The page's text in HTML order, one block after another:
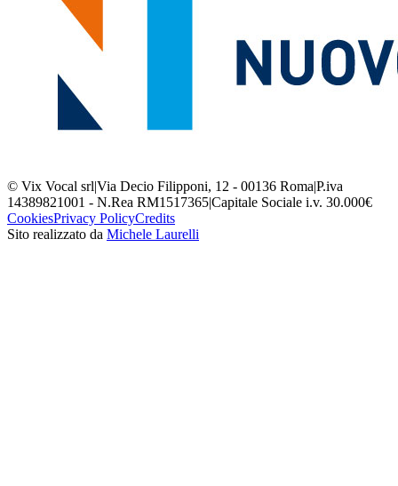
© Vix Vocal srl|Via Decio Filipponi, 12 - 00136 Roma|P.iva
14389821001 - N.Rea RM1517365|Capitale Sociale i.v. 30.000€
CookiesPrivacy PolicyCredits
Sito realizzato da Michele Laurelli